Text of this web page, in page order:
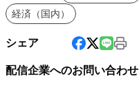
経済（国内）
シェア
配信企業へのお問い合わせ